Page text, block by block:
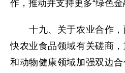
作，推动并支持更多“绿色金
十九、关于农业合作，
快农业食品领域有关磋商
和动物健康领域加强双边